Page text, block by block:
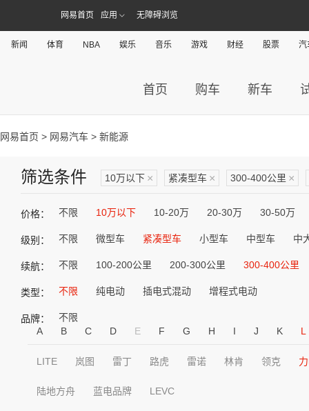
网易首页 应用 无障碍浏览
新闻 体育 NBA 娱乐 音乐 游戏 财经 股票 汽
首页 购车 新车
网易首页 > 网易汽车 > 新能源
筛选条件 10万以下 × 紧凑型车 × 300-400公里 ×
价格： 不限 10万以下 10-20万 20-30万 30-50万
级别： 不限 微型车 紧凑型车 小型车 中型车 中
续航： 不限 100-200公里 200-300公里 300-400公里
类型： 不限 纯电动 插电式混动 增程式电动
品牌：
不限
A
B C D E F G H I J K L
LITE 岚图 雷丁 路虎 雷诺 林肯 领克
陆地方舟 蓝电品牌 LEVC